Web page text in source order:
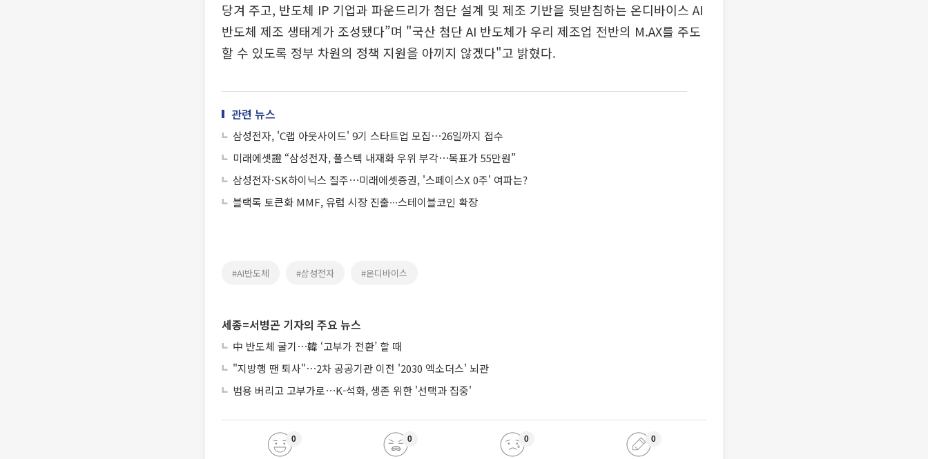
당겨 주고, 반도체 IP 기업과 파운드리가 첨단 설계 및 제조 기반을 뒷받침하는 온디바이스 AI
반도체 제조 생태계가 조성됐다”며 "국산 첨단 AI 반도체가 우리 제조업 전반의 M.AX를 주도
할 수 있도록 정부 차원의 정책 지원을 아끼지 않겠다"고 밝혔다.
관련 뉴스
삼성전자, 'C랩 아웃사이드' 9기 스타트업 모집⋯26일까지 접수
미래에셋證 “삼성전자, 풀스텍 내재화 우위 부각⋯목표가 55만원”
삼성전자·SK하이닉스 질주⋯미래에셋증권, '스페이스X 0주' 여파는?
블랙록 토큰화 MMF, 유럽 시장 진출∙∙∙스테이블코인 확장
#AI반도체 #삼성전자 #온디바이스
세종=서병곤 기자의 주요 뉴스
中 반도체 굴기⋯韓 ‘고부가 전환’ 할 때
"지방행 땐 퇴사"⋯2차 공공기관 이전 '2030 엑소더스' 뇌관
범용 버리고 고부가로⋯K-석화, 생존 위한 '선택과 집중'
0 0 0 0